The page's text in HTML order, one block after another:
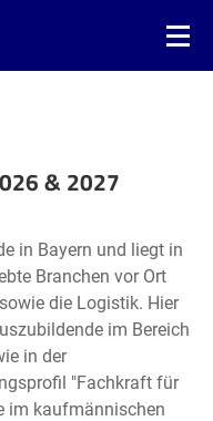
& 2027
| ©OpenStreetMap2
in Bayern und liegt in
Branchen vor Ort
die Logistik. Hier
im Bereich
in der
"Fachkraft für
im kaufmännischen